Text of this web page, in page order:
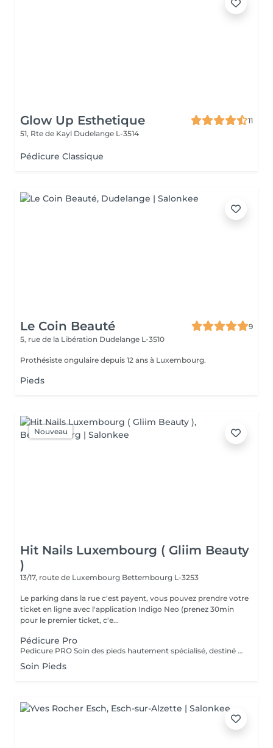
Glow Up Esthetique
11
51, Rte de Kayl Dudelange L-3514
Pédicure Classique
Le Coin Beauté
9
5, rue de la Libération Dudelange L-3510
Prothésiste ongulaire depuis 12 ans à Luxembourg.
Pieds
Nouveau
Hit Nails Luxembourg ( Gliim Beauty
)
13/17, route de Luxembourg Bettembourg L-3253
Le parking dans la rue c'est payent, vous pouvez prendre votre
ticket en ligne avec l'application Indigo Neo (prenez 30min
pour le premier ticket, c'e...
Pédicure Pro
Pedicure PRO Soin des pieds hautement spécialisé, destiné aux pieds nécessitant une attention particulière. Ce service comprend une prise en charge approfondie des ongles et cuticules, le traitement précis des callosités importantes, ainsi qu'un travail minutieux visant à améliorer le confort, l'hygiène et l'aspect général du pied Pedicure PRO + Vernis Permanent Soin expert des pieds nécessitant une attention particulière, incluant le traitement des callosités importantes, le travail précis des cuticules et des ongles, suivi de l'application d'un vernis permanent pour une finition élégante, durable et confortable.
Soin Pieds